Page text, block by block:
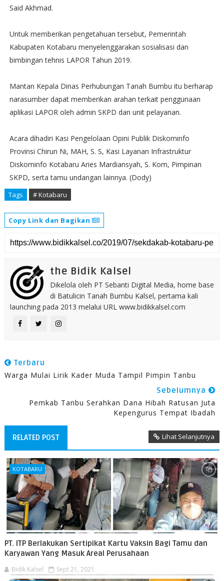
Said Akhmad.
Untuk memberikan pengetahuan tersebut, Pemerintah
Kabupaten Kotabaru menyelenggarakan sosialisasi dan
bimbingan tehnis LAPOR Tahun 2019.
Mantan Kepala Dinas Perhubungan Tanah Bumbu itu berharap
narasumber dapat memberikan arahan terkait penggunaan
aplikasi LAPOR oleh admin SKPD dan unit pelayanan.
Acara dihadiri Kasi Pengelolaan Opini Publik Diskominfo
Provinsi Chirun Ni, MAH, S. S, Kasi Layanan Infrastruktur
Diskominfo Kotabaru Aries Mardiansyah, S. Kom, Pimpinan
SKPD, serta tamu undangan lainnya. (Dody)
Tags # Kotabaru
Copy Link dan Bagikan
the Bidik Kalsel
Dikelola oleh PT Sebanti Digital Media, home base
di Batulicin Tanah Bumbu Kalsel, pertama kali
launching pada 2013 melalui URL www.bidikkalsel.com
Terbaru
Warga Mulai Lirik Kader Muda Tampil Pimpin Tanbu
Sebelumnya
Pemkab Tanbu Serahkan Dana Hibah Ratusan Juta
Kepengurus Tempat Ibadah
RELATED POST Lihat Selanjutnya
KOTABARU
PT. ITP Berlakukan Sertipikat Kartu Vaksin Bagi Tamu dan
Karyawan Yang Masuk Areal Perusahaan
Bidik Kalsel Sept 21, 2021